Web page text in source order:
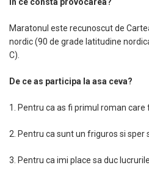
Maratonul este recunoscut de
nordic (90 de grade latitudine
C).
De ce as participa la asa ceva?
1. Pentru ca as fi primul roman care
2. Pentru ca sunt un friguros si sper
3. Pentru ca imi place sa duc